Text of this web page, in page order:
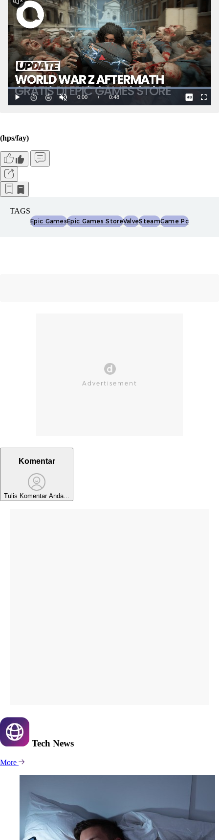
(hps/fay)
TAGS
Epic GamesEpic Games StoreValveSteamGame Pc
Komentar
Tulis Komentar Anda...
Tech News
More